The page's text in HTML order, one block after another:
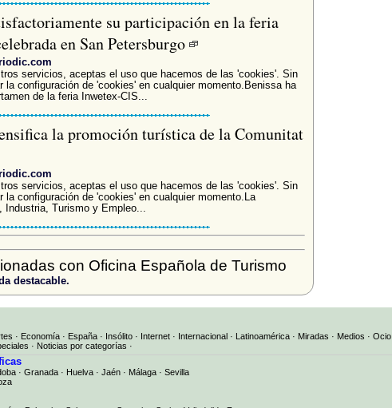
su participación en la feria
en San Petersburgo
servicios, aceptas el uso que hacemos de las 'cookies'. Sin
la configuración de 'cookies' en cualquier momento.Benissa ha
de la feria Inwetex-CIS...
la promoción turística de la Comunitat
servicios, aceptas el uso que hacemos de las 'cookies'. Sin
la configuración de 'cookies' en cualquier momento.La
Turismo y Empleo...
con Oficina Española de Turismo
destacable.
· Economía · España · Insólito · Internet · Internacional · Latinoamérica · Miradas · Medios · Ocio
· Noticias por categorías ·
· Granada · Huelva · Jaén · Málaga · Sevilla